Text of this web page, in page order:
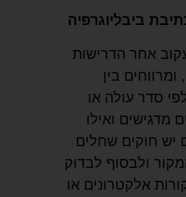
ביבליוגרפיה
אחר הדרישות
ומרווחים בין
סדר עולה או
מדגישים ואילו
יש חוקים שחלים
ולבסוף לבדוק
אלקטרונים או